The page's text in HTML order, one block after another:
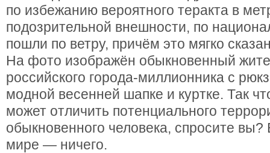
по избежанию вероятного теракта в
подозрительной внешности, по
пошли по ветру, причём это мягко
На фото изображён обыкновенный
российского города-миллионника с
модной весенней шапке и куртке. Так
может отличить потенциального
обыкновенного человека, спросите
мире — ничего.